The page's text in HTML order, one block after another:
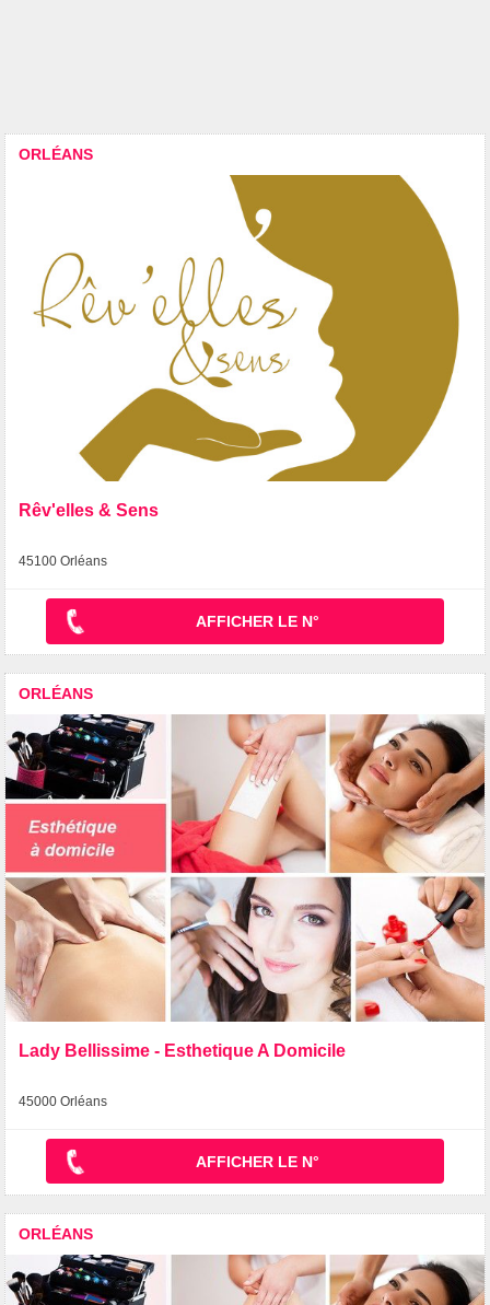
ORLÉANS
Rêv'elles & Sens
45100 Orléans
AFFICHER LE N°
ORLÉANS
Lady Bellissime - Esthetique A Domicile
45000 Orléans
AFFICHER LE N°
ORLÉANS